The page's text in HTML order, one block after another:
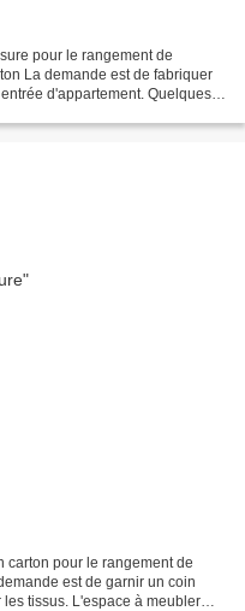
pour le rangement de
La demande est de fabriquer
d'appartement. Quelques
carton pour le rangement de
est de garnir un coin
tissus. L'espace à meubler